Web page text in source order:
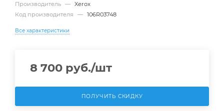
Производитель — Xerox
Код производителя
— 106R03748
Все характеристики
8 700 руб./шт
ПОЛУЧИТЬ СКИДКУ